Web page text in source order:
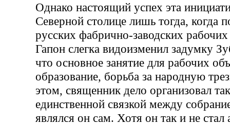
Однако настоящий успех эта
Северной столице лишь тогда, когда
русских фабрично-заводских
Гапон слегка видоизменил задумку
что основное занятие для рабочих
образование, борьба за народную
этом, священник дело организовал
единственной связкой между
являлся он сам. Хотя он так и не стал